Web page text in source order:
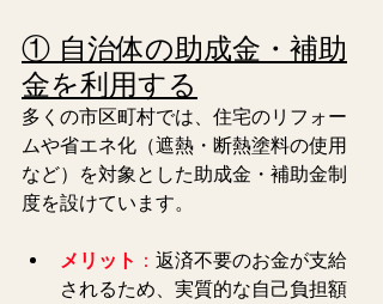
① 自治体の助成金・補助
金を利用する
多くの市区町村では、住宅のリフォー
ムや省エネ化（遮熱・断熱塗料の使用
など）を対象とした助成金・補助金制
度を設けています。
メリット ： 返済不要のお金が支給
されるため、実質的な自己負担額